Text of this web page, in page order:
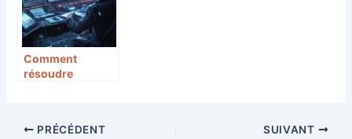
Comment
résoudre
utilisant les
PRÉCÉDENT SUIVANT